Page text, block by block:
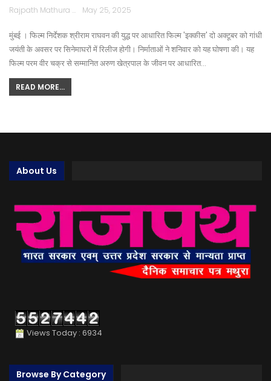
Rajpath Mathura May 25, 2025
मुंबई । फिल्म निर्देशक श्रीराम राघवन की युद्ध पर आधारित फिल्म 'इक्कीस' दो अक्टूबर को गांधी
जयंती के अवसर पर सिनेमाघरों में रिलीज होगी। निर्माताओं ने शनिवार को यह घोषणा की। यह
फिल्म परम वीर चक्र से सम्मानित अरुण खेत्रपाल के जीवन पर आधारित…
READ MORE...
About Us
Views Today : 6934
Browse By Category